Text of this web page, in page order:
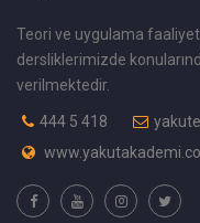
Teori ve uygulama
dersliklerimizde
verilmektedir.
444 5 418